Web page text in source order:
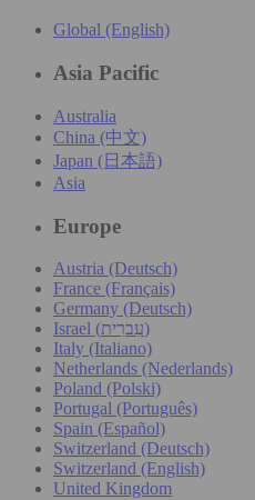
Global (English)
Asia Pacific
Australia
China (中文)
Japan (日本語)
Asia
Europe
Austria (Deutsch)
France (Français)
Germany (Deutsch)
Israel (עִברִית)
Italy (Italiano)
Netherlands (Nederlands)
Poland (Polski)
Portugal (Português)
Spain (Español)
Switzerland (Deutsch)
Switzerland (English)
United Kingdom